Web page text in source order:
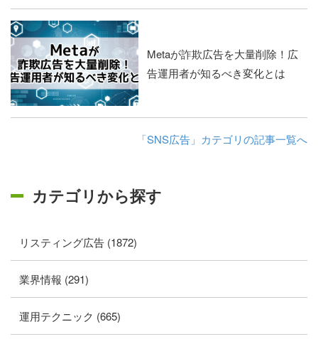
Metaが詐欺広告を大量削除！広
告運用者が知るべき変化とは
「SNS広告」カテゴリの記事一覧へ
カテゴリから探す
リスティング広告 (1872)
業界情報 (291)
運用テクニック (665)